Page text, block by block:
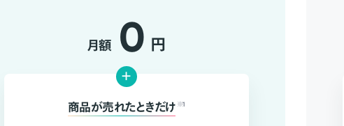
月額 0 円
+
商品が売れたときだけ ※1